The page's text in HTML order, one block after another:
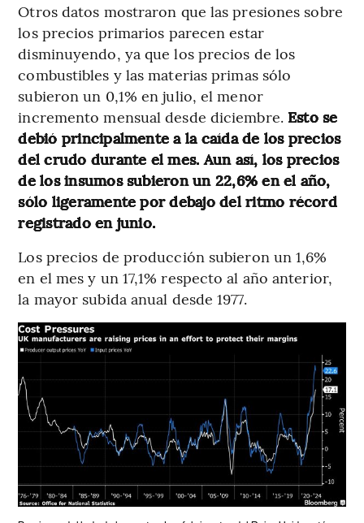
Otros datos mostraron que las presiones sobre
los precios primarios parecen estar
disminuyendo, ya que los precios de los
combustibles y las materias primas sólo
subieron un 0,1% en julio, el menor
incremento mensual desde diciembre. Esto se
debió principalmente a la caída de los precios
del crudo durante el mes. Aun así, los precios
de los insumos subieron un 22,6% en el año,
sólo ligeramente por debajo del ritmo récord
registrado en junio.
Los precios de producción subieron un 1,6%
en el mes y un 17,1% respecto al año anterior,
la mayor subida anual desde 1977.